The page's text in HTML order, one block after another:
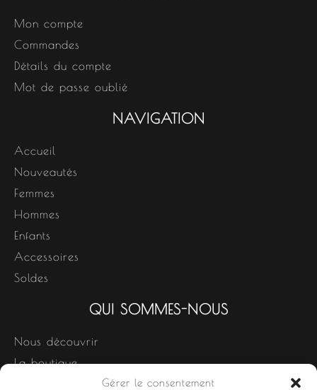
Gérer le consentement
Mon compte
Commandes
Détails du compte
Mot de passe oublié
NAVIGATION
Accueil
Nouveautés
Femmes
Hommes
Enfants
Accessoires
Soldes
QUI SOMMES-NOUS
Nous découvrir
La boutique